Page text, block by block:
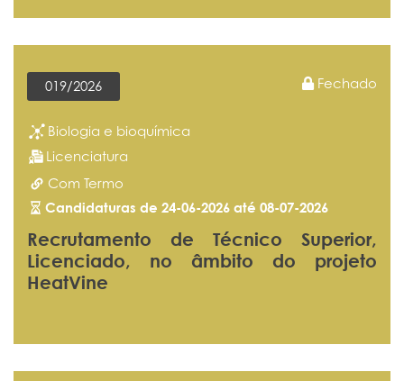
019/2026 Fechado
Biologia e bioquímica
Licenciatura
Com Termo
Candidaturas de 24-06-2026 até 08-07-2026
Recrutamento de Técnico Superior,
Licenciado, no âmbito do projeto
HeatVine